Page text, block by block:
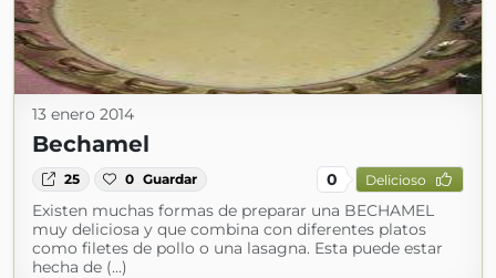
13 enero 2014
Bechamel
25 0 Guardar 0 Delicioso
Existen muchas formas de preparar una BECHAMEL
muy deliciosa y que combina con diferentes platos
como filetes de pollo o una lasagna. Esta puede estar
hecha de (...)